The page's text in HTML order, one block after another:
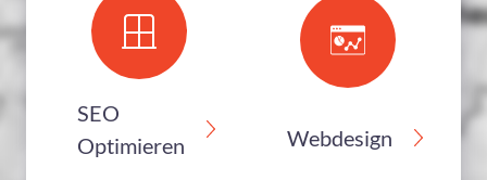
AFFILIATE MARKETING AGENTUR
ONLINE MARKETING AGENTUR
SEO
Optimieren
Webdesign